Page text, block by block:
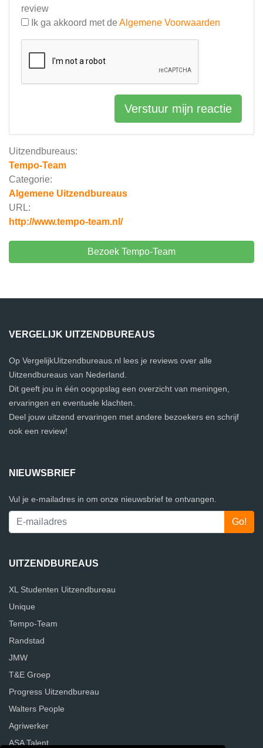
Uitzendbureaus:
Tempo-Team
Categorie:
Algemene Uitzendbureaus
URL:
http://www.tempo-team.nl/
Bezoek Tempo-Team
review
Ik ga akkoord met de Algemene Voorwaarden
Verstuur mijn reactie
VERGELIJK UITZENDBUREAUS
Op VergelijkUitzendbureaus.nl lees je reviews over alle
Uitzendbureaus van Nederland.
Dit geeft jou in één oogopslag een overzicht van meningen,
ervaringen en eventuele klachten.
Deel jouw uitzend ervaringen met andere bezoekers en schrijf
ook een review!
NIEUWSBRIEF
Vul je e-mailadres in om onze nieuwsbrief te ontvangen.
UITZENDBUREAUS
XL Studenten Uitzendbureau
Unique
Tempo-Team
Randstad
JMW
T&E Groep
Progress Uitzendbureau
Walters People
Agriwerker
ASA Talent